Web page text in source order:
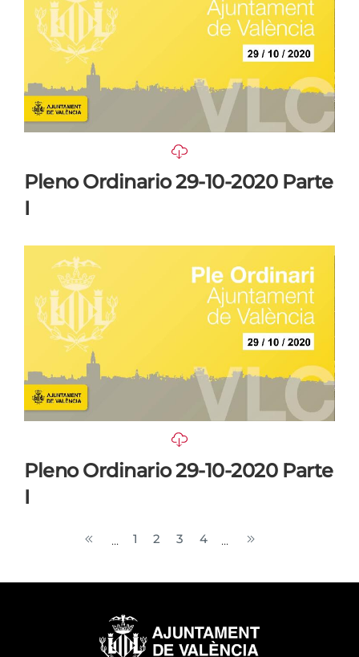
Pleno Ordinario 29-10-2020 Parte
I
Pleno Ordinario 29-10-2020 Parte
I
... 1 2 3 4 ...